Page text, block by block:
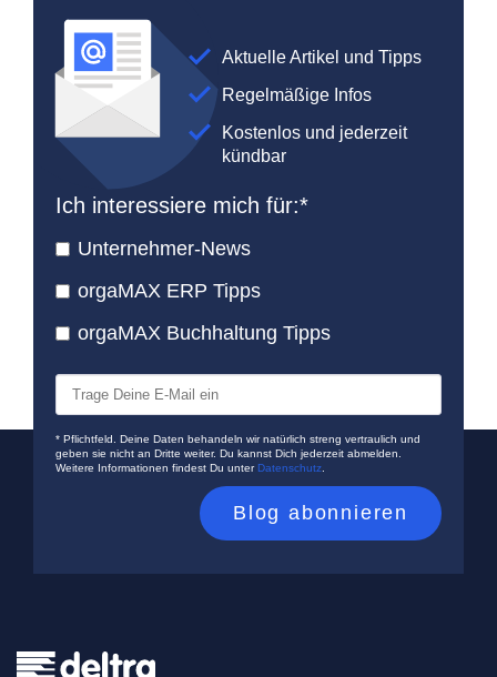
Aktuelle Artikel und Tipps
Regelmäßige Infos
Kostenlos und jederzeit
kündbar
Ich interessiere mich für:*
Unternehmer-News
orgaMAX ERP Tipps
orgaMAX Buchhaltung Tipps
* Pflichtfeld. Deine Daten behandeln wir natürlich streng vertraulich und
geben sie nicht an Dritte weiter. Du kannst Dich jederzeit abmelden.
Weitere Informationen findest Du unterDatenschutz